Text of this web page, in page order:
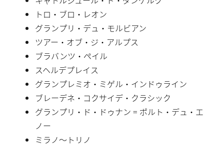
トロ・ブロ・レオン
グランプリ・デュ・モルビアン
ツアー・オブ・ジ・アルプス
ブラバンツ・ペイル
スヘルデプレイス
グランプレミオ・ミゲル・インドゥライン
ブレーデネ・コクサイデ・クラシック
グランプリ・ド・ドゥナン = ポルト・デュ・エ
ノー
ミラノ〜トリノ